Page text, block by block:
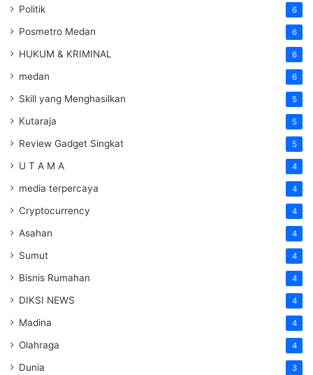
Politik 6
Posmetro Medan 6
HUKUM & KRIMINAL 6
medan 6
Skill yang Menghasilkan 5
Kutaraja 5
Review Gadget Singkat 5
U T A M A 4
media terpercaya 4
Cryptocurrency 4
Asahan 4
Sumut 4
Bisnis Rumahan 4
DIKSI NEWS 4
Madina 4
Olahraga 4
Dunia 3